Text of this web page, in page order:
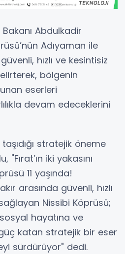
Abdulkadir
Adıyaman ile
hızlı ve kesintisiz
bölgenin
eserleri
devam edeceklerini
stratejik öneme
iki yakasını
11 yaşında!
arasında güvenli, hızlı
Nissibi Köprüsü;
hayatına ve
katan stratejik bir eser
sürdürüyor" dedi.